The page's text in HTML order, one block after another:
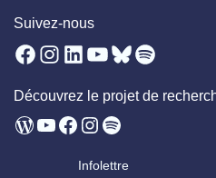
Suivez-nous
Facebook
Instagram
LinkedIn
YouTube
Bluesky
Spotify
Découvrez le projet de
WordPress
YouTube
Facebook
Instagram
Spotify
Infolettre